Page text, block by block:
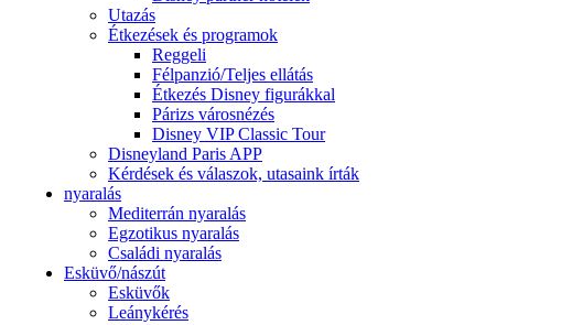
Utazás
Étkezések és programok
Reggeli
Félpanzió/Teljes ellátás
Étkezés Disney figurákkal
Párizs városnézés
Disney VIP Classic Tour
Disneyland Paris APP
Kérdések és válaszok, utasaink írták
nyaralás
Mediterrán nyaralás
Egzotikus nyaralás
Családi nyaralás
Esküvő/nászút
Esküvők
Leánykérés